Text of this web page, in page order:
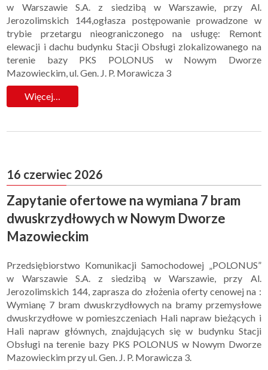
w Warszawie S.A. z siedzibą w Warszawie, przy Al.
Jerozolimskich 144,ogłasza postępowanie prowadzone w
trybie przetargu nieograniczonego na usługę: Remont
elewacji i dachu budynku Stacji Obsługi zlokalizowanego na
terenie bazy PKS POLONUS w Nowym Dworze
Mazowieckim, ul. Gen. J. P. Morawicza 3
Więcej…
16 czerwiec 2026
Zapytanie ofertowe na wymiana 7 bram
dwuskrzydłowych w Nowym Dworze
Mazowieckim
Przedsiębiorstwo Komunikacji Samochodowej „POLONUS”
w Warszawie S.A. z siedzibą w Warszawie, przy Al.
Jerozolimskich 144, zaprasza do złożenia oferty cenowej na :
Wymianę 7 bram dwuskrzydłowych na bramy przemysłowe
dwuskrzydłowe w pomieszczeniach Hali napraw bieżących i
Hali napraw głównych, znajdujących się w budynku Stacji
Obsługi na terenie bazy PKS POLONUS w Nowym Dworze
Mazowieckim przy ul. Gen. J. P. Morawicza 3.